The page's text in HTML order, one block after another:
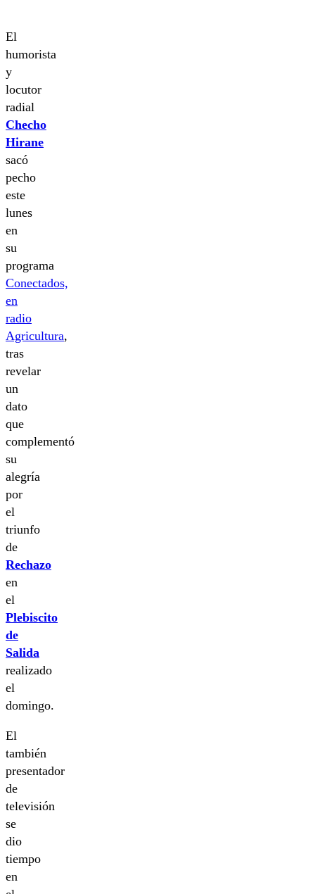
El
humorista
y
locutor
radial
Checho
Hirane
sacó
pecho
este
lunes
en
su
programa
Conectados,
en
radio
Agricultura,
tras
revelar
un
dato
que
complementó
su
alegría
por
el
triunfo
de
Rechazo
en
el
Plebiscito
de
Salida
realizado
el
domingo.
El
también
presentador
de
televisión
se
dio
tiempo
en